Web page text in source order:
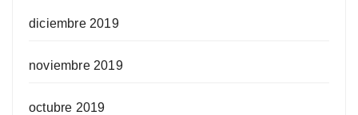
diciembre 2019
noviembre 2019
octubre 2019